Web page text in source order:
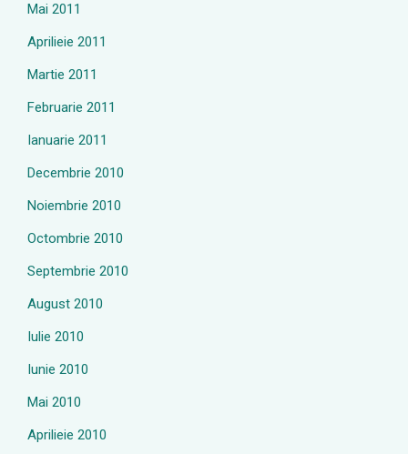
Mai 2011
Aprilieie 2011
Martie 2011
Februarie 2011
Ianuarie 2011
Decembrie 2010
Noiembrie 2010
Octombrie 2010
Septembrie 2010
August 2010
Iulie 2010
Iunie 2010
Mai 2010
Aprilieie 2010